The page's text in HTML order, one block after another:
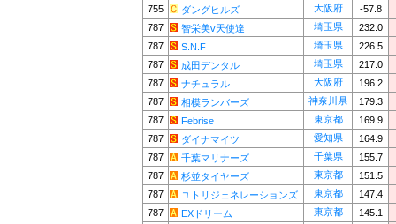
755
ダングヒルズ 大阪府
-57.8
787
智栄美v天使達 埼玉県
232.0
787
S.N.F 埼玉県
226.5
787
成田デンタル 埼玉県
217.0
787
ナチュラル 大阪府
196.2
787
相模ランバーズ 神奈川県
179.3
787
Febrise 東京都
169.9
787
ダイナマイツ 愛知県
164.9
787
千葉マリナーズ 千葉県
155.7
787
杉並タイヤーズ 東京都
151.5
787
ユトリジェネレーションズ 東京都
147.4
787
EXドリーム 東京都
145.1